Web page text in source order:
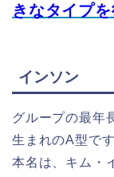
きなタイプを
インソン
グループの最年
生まれのA型です
本名は、キム・